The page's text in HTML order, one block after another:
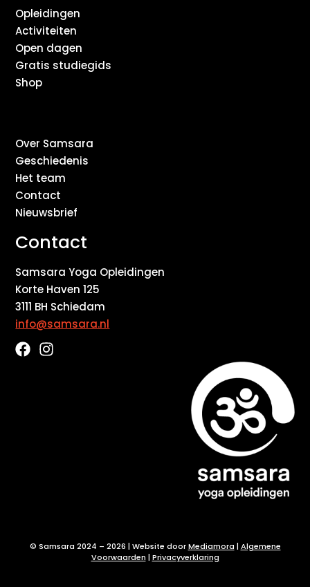
Opleidingen
Activiteiten
Open dagen
Gratis studiegids
Shop
Over Samsara
Geschiedenis
Het team
Contact
Nieuwsbrief
Contact
Samsara Yoga Opleidingen
Korte Haven 125
3111 BH Schiedam
info@samsara.nl
F
I
© Samsara 2024 – 2026 | Website doorMediamora | Algemene
Voorwaarden | Privacyverklaring